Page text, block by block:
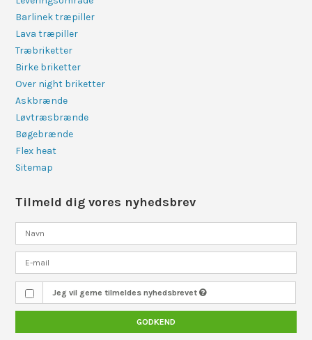
Barlinek træpiller
Lava træpiller
Træbriketter
Birke briketter
Over night briketter
Askbrænde
Løvtræsbrænde
Bøgebrænde
Flex heat
Sitemap
Tilmeld dig vores nyhedsbrev
Jeg vil gerne tilmeldes nyhedsbrevet
GODKEND